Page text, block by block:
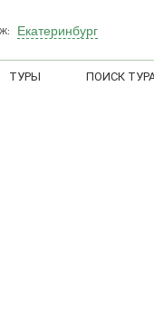
Екатеринбург
ТУРЫ ПОИСК